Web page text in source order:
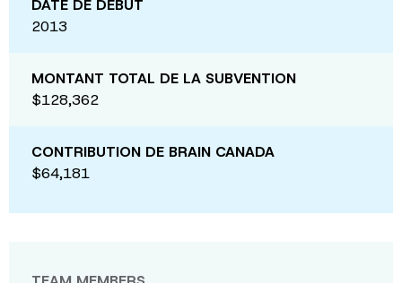
DATE DE DÉBUT
2013
MONTANT TOTAL DE LA SUBVENTION
$128,362
CONTRIBUTION DE BRAIN CANADA
$64,181